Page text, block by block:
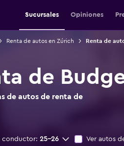
Sucursales Opiniones
Renta de autos en Zúrich Renta de
de
de autos de renta de
conductor: 25-26 Ver autos